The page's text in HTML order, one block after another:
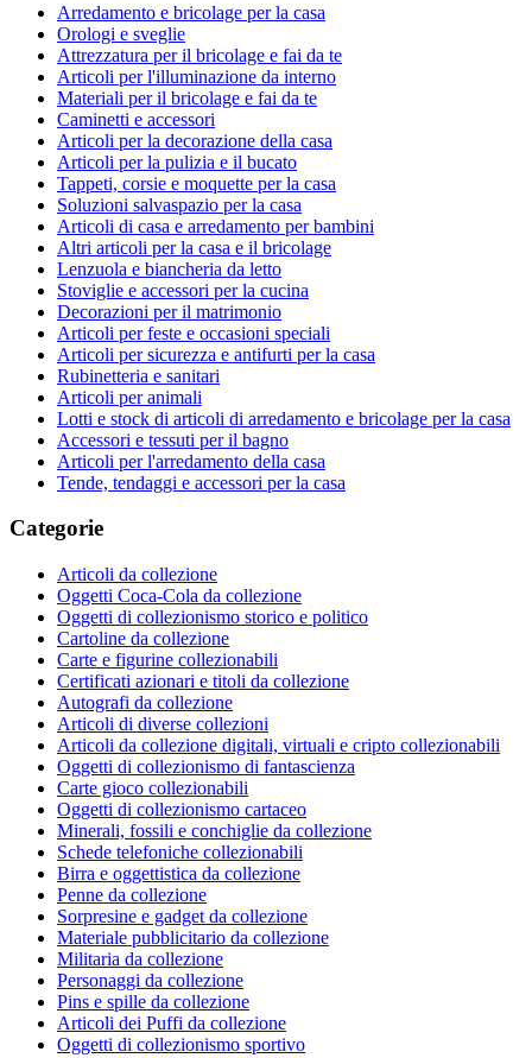
Arredamento e bricolage per la casa
Orologi e sveglie
Attrezzatura per il bricolage e fai da te
Articoli per l'illuminazione da interno
Materiali per il bricolage e fai da te
Caminetti e accessori
Articoli per la decorazione della casa
Articoli per la pulizia e il bucato
Tappeti, corsie e moquette per la casa
Soluzioni salvaspazio per la casa
Articoli di casa e arredamento per bambini
Altri articoli per la casa e il bricolage
Lenzuola e biancheria da letto
Stoviglie e accessori per la cucina
Decorazioni per il matrimonio
Articoli per feste e occasioni speciali
Articoli per sicurezza e antifurti per la casa
Rubinetteria e sanitari
Articoli per animali
Lotti e stock di articoli di arredamento e bricolage per la casa
Accessori e tessuti per il bagno
Articoli per l'arredamento della casa
Tende, tendaggi e accessori per la casa
Categorie
Articoli da collezione
Oggetti Coca-Cola da collezione
Oggetti di collezionismo storico e politico
Cartoline da collezione
Carte e figurine collezionabili
Certificati azionari e titoli da collezione
Autografi da collezione
Articoli di diverse collezioni
Articoli da collezione digitali, virtuali e cripto collezionabili
Oggetti di collezionismo di fantascienza
Carte gioco collezionabili
Oggetti di collezionismo cartaceo
Minerali, fossili e conchiglie da collezione
Schede telefoniche collezionabili
Birra e oggettistica da collezione
Penne da collezione
Sorpresine e gadget da collezione
Materiale pubblicitario da collezione
Militaria da collezione
Personaggi da collezione
Pins e spille da collezione
Articoli dei Puffi da collezione
Oggetti di collezionismo sportivo